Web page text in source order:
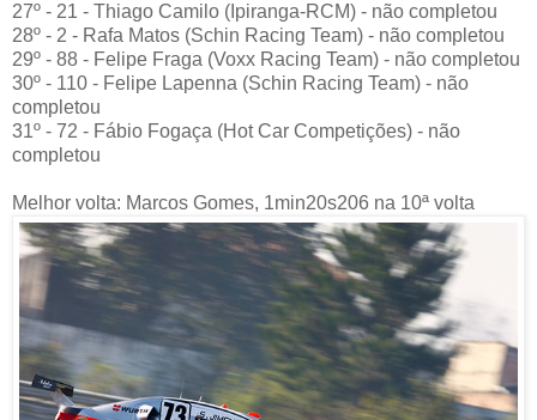
27º - 21 - Thiago Camilo (Ipiranga-RCM) - não completou
28º - 2 - Rafa Matos (Schin Racing Team) - não completou
29º - 88 - Felipe Fraga (Voxx Racing Team) - não completou
30º - 110 - Felipe Lapenna (Schin Racing Team) - não
completou
31º - 72 - Fábio Fogaça (Hot Car Competições) - não
completou
Melhor volta: Marcos Gomes, 1min20s206 na 10ª volta